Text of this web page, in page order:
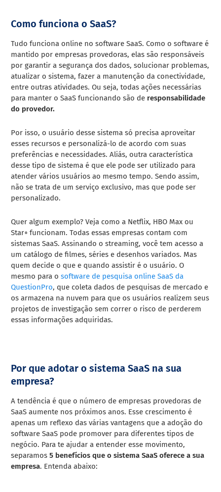
Como funciona o SaaS?
Tudo funciona online no software SaaS.Como o software é
mantido por empresas provedoras, elas são responsáveis
por garantir a segurança dos dados, solucionar problemas,
atualizar o sistema, fazer a manutenção da conectividade,
entre outras atividades.Ou seja, todas ações necessárias
para manter o SaaS funcionando são de responsabilidade
do provedor.
Por isso, o usuário desse sistema só precisa aproveitar
esses recursos e personalizá-lo de acordo com suas
preferências e necessidades.Aliás, outra característica
desse tipo de sistema é que ele pode ser utilizado para
atender vários usuários ao mesmo tempo.Sendo assim,
não se trata de um serviço exclusivo, mas que pode ser
personalizado.
Quer algum exemplo? Veja como a Netflix, HBO Max ou
Star+ funcionam. Todas essas empresas contam com
sistemas SaaS.Assinando o streaming, você tem acesso a
um catálogo de filmes, séries e desenhos variados. Mas
quem decide o que e quando assistir é o usuário. O
mesmo para osoftware de pesquisa online SaaS da
QuestionPro, que coleta dados de pesquisas de mercado e
os armazena na nuvem para que os usuários realizem seus
projetos de investigação sem correr o risco de perderem
essas informações adquiridas.
Por que adotar o sistema SaaS na sua
empresa?
A tendência é que o número de empresas provedoras de
SaaS aumente nos próximos anos. Esse crescimento é
apenas um reflexo das várias vantagens que a adoção do
software SaaS pode promover para diferentes tipos de
negócio. Para te ajudar a entender esse movimento,
separamos5 benefícios que o sistema SaaS oferece a sua
empresa. Entenda abaixo: